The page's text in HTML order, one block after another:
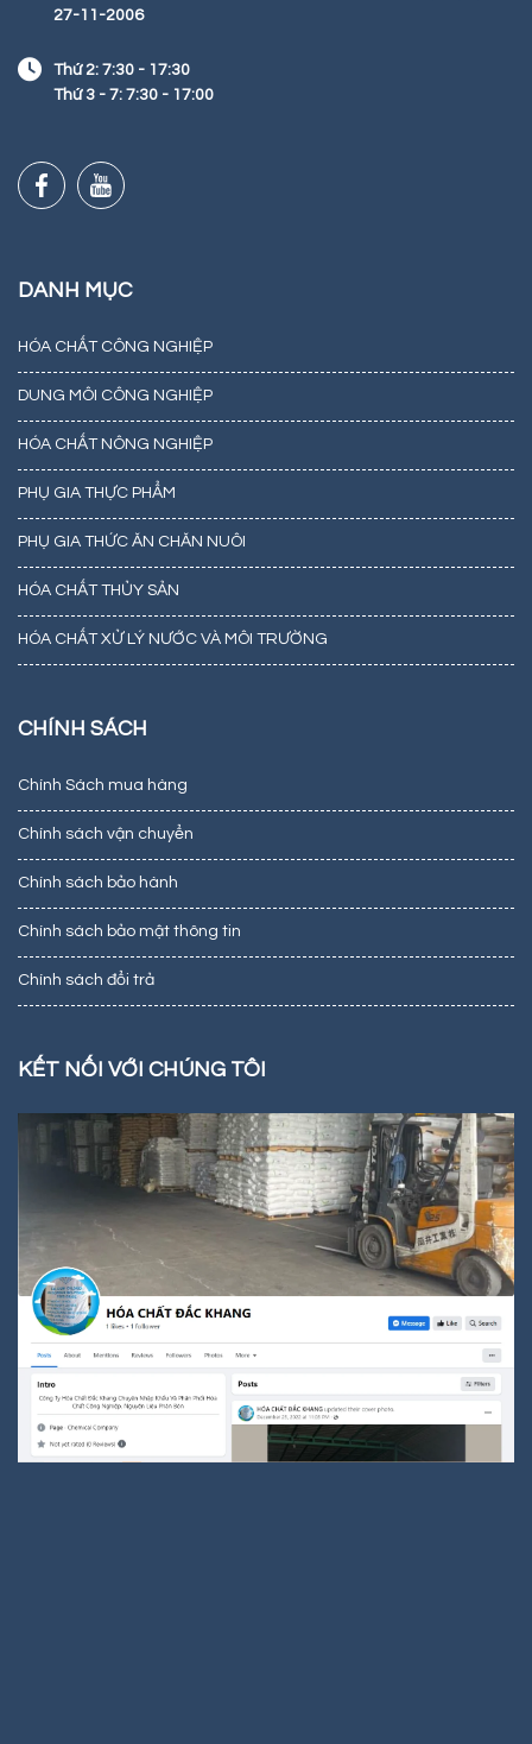
27-11-2006
Thứ 2: 7:30 - 17:30
Thứ 3 - 7: 7:30 - 17:00
DANH MỤC
HÓA CHẤT CÔNG NGHIỆP
DUNG MÔI CÔNG NGHIỆP
HÓA CHẤT NÔNG NGHIỆP
PHỤ GIA THỰC PHẨM
PHỤ GIA THỨC ĂN CHĂN NUÔI
HÓA CHẤT THỦY SẢN
HÓA CHẤT XỬ LÝ NƯỚC VÀ MÔI TRƯỜNG
CHÍNH SÁCH
Chính Sách mua hàng
Chính sách vận chuyển
Chính sách bảo hành
Chính sách bảo mật thông tin
Chính sách đổi trả
KẾT NỐI VỚI CHÚNG TÔI